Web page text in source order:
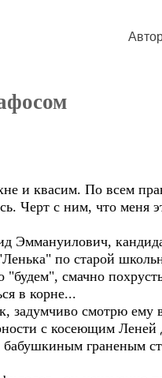
и квасим. По всем
Черт с ним, что меня
Эммануилович,
по старой
"будем", смачно
в корне...
задумчиво смотрю ему
с косеющим
бабушкиным граненым